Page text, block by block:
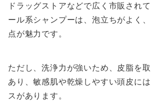
ドラッグストアなどで広く市販され
ール系シャンプーは、泡立ちがよく
点が魅力です。
ただし、洗浄力が強いため、皮脂を
あり、敏感肌や乾燥しやすい頭皮に
スがあります。